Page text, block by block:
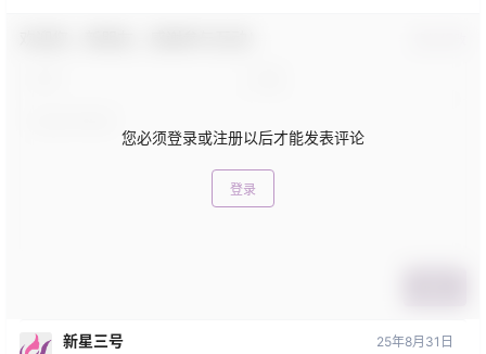
您必须登录或注册以后才能发表评论
登录
新星三号 25年8月31日